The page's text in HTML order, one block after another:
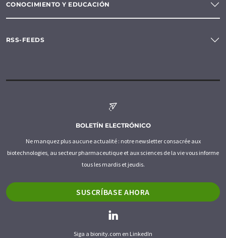
CONOCIMIENTO Y EDUCACIÓN
RSS-FEEDS
BOLETÍN ELECTRÓNICO
Ne manquez plus aucune actualité : notre newsletter consacrée aux
biotechnologies, au secteur pharmaceutique et aux sciences de la vie vous informe
tous les mardis et jeudis.
SUSCRÍBASE AHORA
Siga a bionity.com en LinkedIn